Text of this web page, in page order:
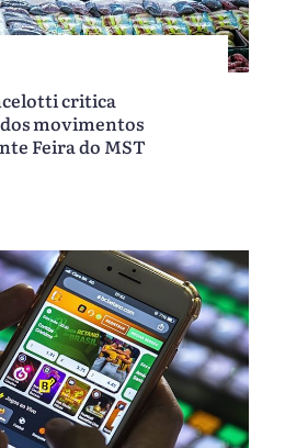
critica
movimentos
Feira do MST